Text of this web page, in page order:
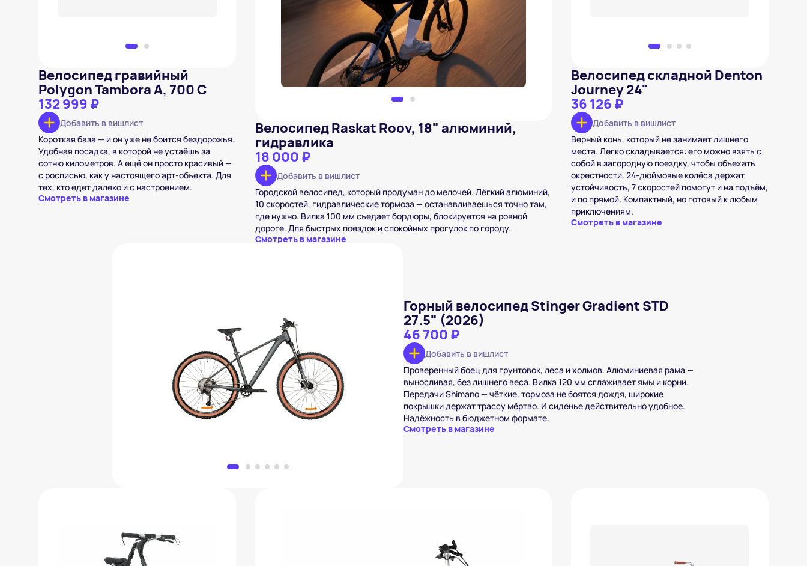
Велосипед гравийный
Polygon Tambora A, 700 С
132 999 ₽
Добавить в вишлист
Короткая база — и он уже не боится бездорожья.
Удобная посадка, в которой не устаёшь за
сотню километров. А ещё он просто красивый —
с росписью, как у настоящего арт-объекта. Для
тех, кто едет далеко и с настроением.
Смотреть в магазине
Велосипед Raskat Roov, 18" алюминий,
гидравлика
18 000 ₽
Добавить в вишлист
Городской велосипед, который продуман до мелочей. Лёгкий алюминий,
10 скоростей, гидравлические тормоза — останавливаешься точно там,
где нужно. Вилка 100 мм съедает бордюры, блокируется на ровной
дороге. Для быстрых поездок и спокойных прогулок по городу.
Смотреть в магазине
Велосипед складной Denton
Journey 24"
36 126 ₽
Добавить в вишлист
Верный конь, который не занимает лишнего
места. Легко складывается: его можно взять с
собой в загородную поездку, чтобы объехать
окрестности. 24-дюймовые колёса держат
устойчивость, 7 скоростей помогут и на подъём,
и по прямой. Компактный, но готовый к любым
приключениям.
Смотреть в магазине
Горный велосипед Stinger Gradient STD 27.5"
(2026)
46 700 ₽
Добавить в вишлист
Горный велосипед Stinger Gradient STD
27.5" (2026)
46 700 ₽
Добавить в вишлист
Проверенный боец для грунтовок, леса и холмов. Алюминиевая рама —
выносливая, без лишнего веса. Вилка 120 мм сглаживает ямы и корни.
Передачи Shimano — чёткие, тормоза не боятся дождя, широкие
покрышки держат трассу мёртво. И сиденье действительно удобное.
Надёжность в бюджетном формате.
Смотреть в магазине